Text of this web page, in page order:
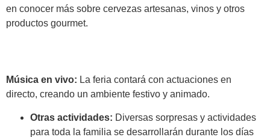
en conocer más sobre cervezas artesanas, vinos y otros
productos gourmet.
Música en vivo: La feria contará con actuaciones en
directo, creando un ambiente festivo y animado.
Otras actividades: Diversas sorpresas y actividades
para toda la familia se desarrollarán durante los días